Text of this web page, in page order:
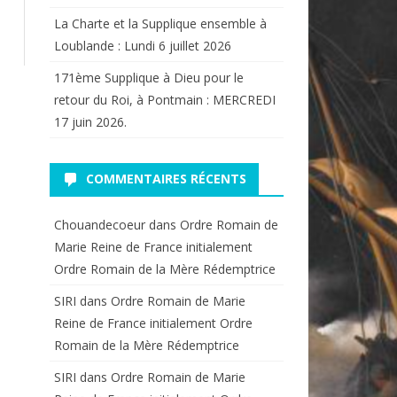
La Charte et la Supplique ensemble à
Loublande : Lundi 6 juillet 2026
171ème Supplique à Dieu pour le
retour du Roi, à Pontmain : MERCREDI
17 juin 2026.
COMMENTAIRES RÉCENTS
Chouandecoeurdans Ordre Romain de
Marie Reine de France initialement
Ordre Romain de la Mère Rédemptrice
SIRI dans Ordre Romain de Marie
Reine de France initialement Ordre
Romain de la Mère Rédemptrice
SIRI dans Ordre Romain de Marie